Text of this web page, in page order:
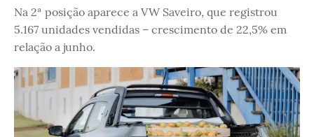
Na 2ª posição aparece a VW Saveiro, que registrou
5.167 unidades vendidas – crescimento de 22,5% em
relação a junho.